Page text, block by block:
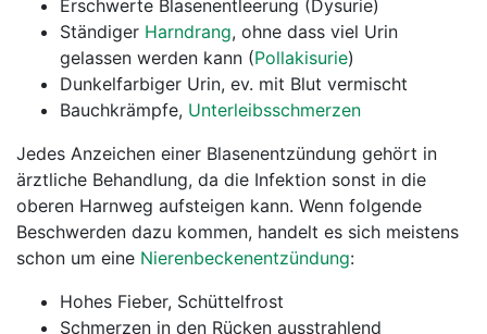
Erschwerte Blasenentleerung (Dysurie)
Ständiger Harndrang, ohne dass viel Urin
gelassen werden kann (Pollakisurie)
Dunkelfarbiger Urin, ev. mit Blut vermischt
Bauchkrämpfe, Unterleibsschmerzen
Jedes Anzeichen einer Blasenentzündung gehört in
ärztliche Behandlung, da die Infektion sonst in die
oberen Harnweg aufsteigen kann. Wenn folgende
Beschwerden dazu kommen, handelt es sich meistens
schon um eine Nierenbeckenentzündung:
Hohes Fieber, Schüttelfrost
Schmerzen in den Rücken ausstrahlend